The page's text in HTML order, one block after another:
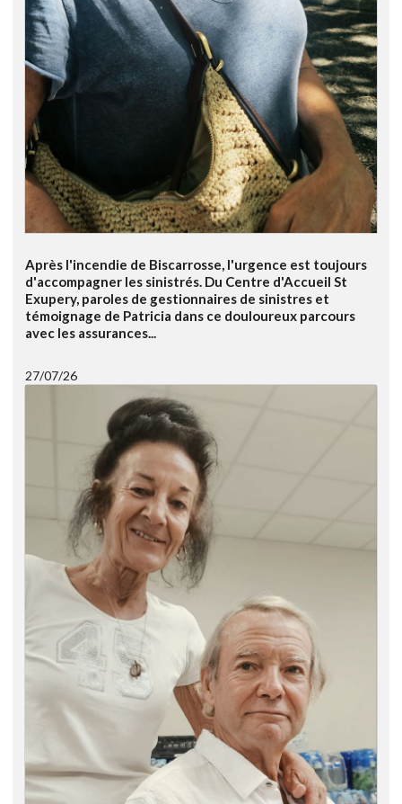
Après l'incendie de Biscarrosse, l'urgence est toujours
d'accompagner les sinistrés. Du Centre d'Accueil St
Exupery, paroles de gestionnaires de sinistres et
témoignage de Patricia dans ce douloureux parcours
avec les assurances...
27/07/26